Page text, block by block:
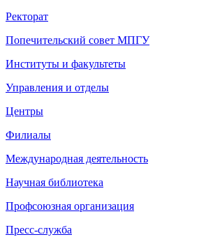
Ректорат
Попечительский совет МПГУ
Институты и факультеты
Управления и отделы
Центры
Филиалы
Международная деятельность
Научная библиотека
Профсоюзная организация
Пресс-служба